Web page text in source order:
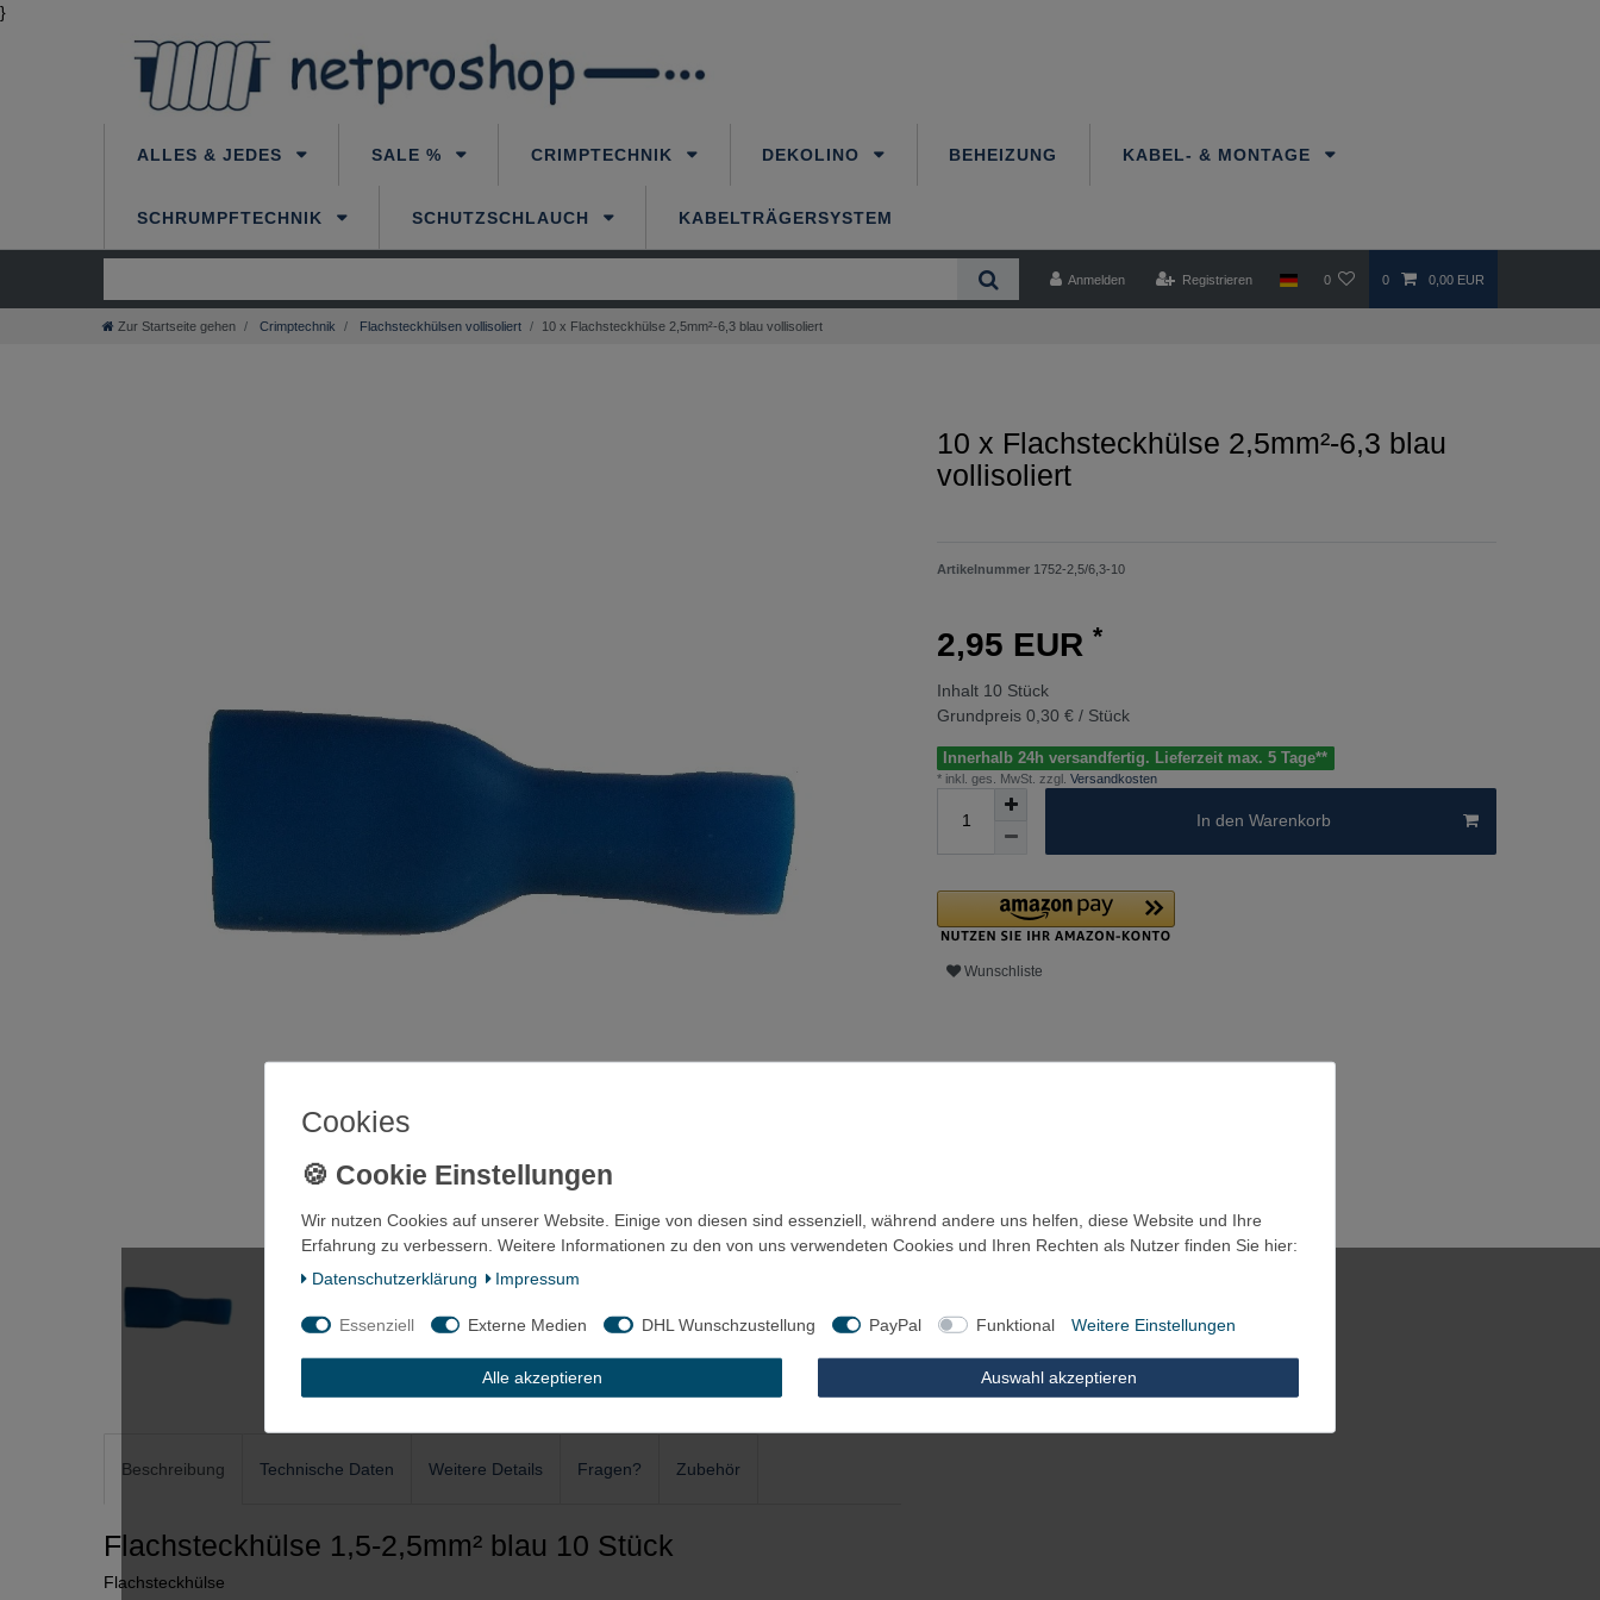
}
ALLES & JEDES SALE % CRIMPTECHNIK DEKOLINO BEHEIZUNG KABEL- & MONTAGE
SCHRUMPFTECHNIK SCHUTZSCHLAUCH KABELTRÄGERSYSTEM
Anmelden Registrieren 0 0 0,00 EUR
Zur Startseite gehen Crimptechnik Flachsteckhülsen vollisoliert 10 x Flachsteckhülse 2,5mm²-6,3 blau vollisoliert
Beschreibung Technische Daten Weitere Details Fragen? Zubehör
Flachsteckhülse 1,5-2,5mm² blau 10 Stück
Flachsteckhülse
10 x Flachsteckhülse 2,5mm²-6,3 blau
vollisoliert
Artikelnummer 1752-2,5/6,3-10
2,95 EUR *
Inhalt 10 Stück
Grundpreis 0,30 € / Stück
Innerhalb 24h versandfertig. Lieferzeit max. 5 Tage**
* inkl. ges. MwSt. zzgl. Versandkosten
In den Warenkorb
Wunschliste
Cookies
Wir nutzen Cookies auf unserer Website. Einige von diesen sind essenziell, während andere uns helfen, diese Website und Ihre
Erfahrung zu verbessern. Weitere Informationen zu den von uns verwendeten Cookies und Ihren Rechten als Nutzer finden Sie hier:
Daten­schutz­erklärung
Impressum
Essenziell Externe Medien DHL Wunschzustellung PayPal Funktional Weitere Einstellungen
Alle akzeptieren Auswahl akzeptieren